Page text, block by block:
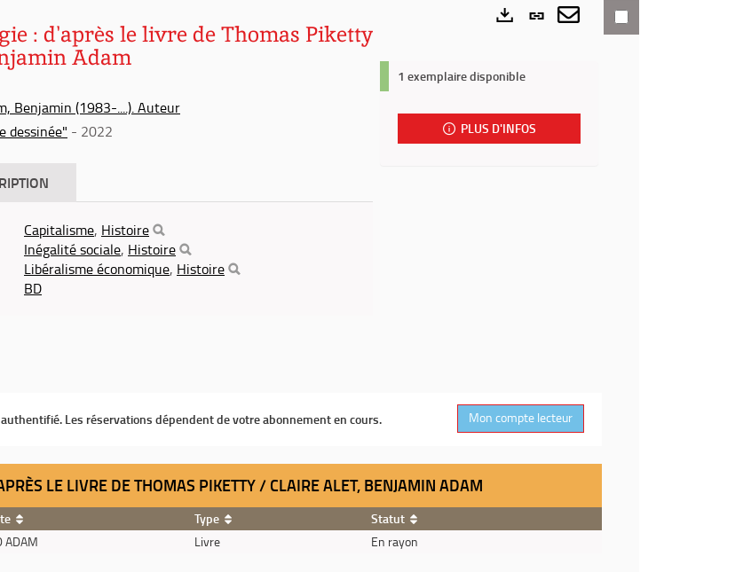
: d'après le livre de Thomas Piketty
Adam
Benjamin (1983-....). Auteur
dessinée" - 2022
Capitalisme, Histoire
Inégalité sociale, Histoire
Libéralisme économique, Histoire
BD
Lien
permanent
fenêtre)
Envoyer
mail
1 exemplaire disponible
PLUS D'INFOS
Les réservations dépendent de votre abonnement en cours. Mon compte lecteur
LE LIVRE DE THOMAS PIKETTY / CLAIRE ALET, BENJAMIN ADAM
Type
Statut
ADAM Livre En rayon